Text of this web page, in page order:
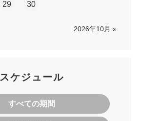
29 30
2026年10月 »
スケジュール
すべての期間